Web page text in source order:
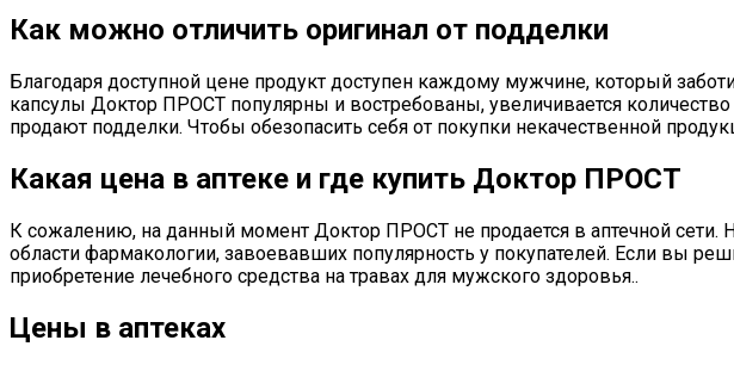
Как можно отличить оригинал от подделки
Благодаря доступной цене продукт доступен каждому мужчине, который
капсулы Доктор ПРОСТ популярны и востребованы, увеличивается
продают подделки. Чтобы обезопасить себя от покупки некачественной
Какая цена в аптеке и где купить Доктор ПРОСТ
К сожалению, на данный момент Доктор ПРОСТ не продается в аптечной
области фармакологии, завоевавших популярность у покупателей. Если вы
приобретение лечебного средства на травах для мужского здоровья..
Цены в аптеках